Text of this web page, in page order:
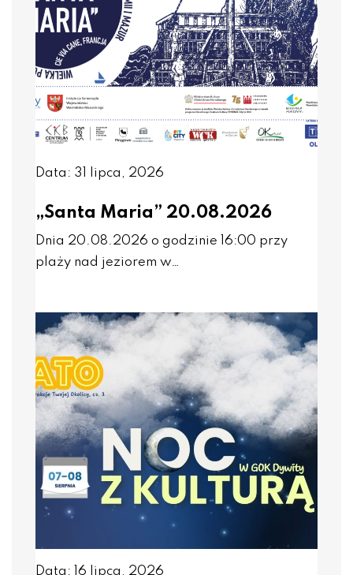
Data: 31 lipca, 2026
„Santa Maria” 20.08.2026
Dnia 20.08.2026 o godzinie 16:00 przy
plaży nad jeziorem w…
Data: 16 lipca, 2026